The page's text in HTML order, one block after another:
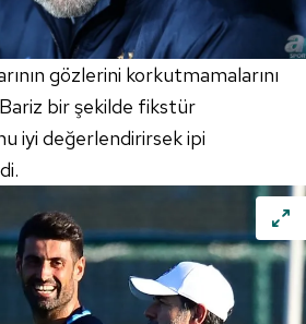
gözlerini korkutmamalarını
bir şekilde fikstür
iyi değerlendirirsek ipi